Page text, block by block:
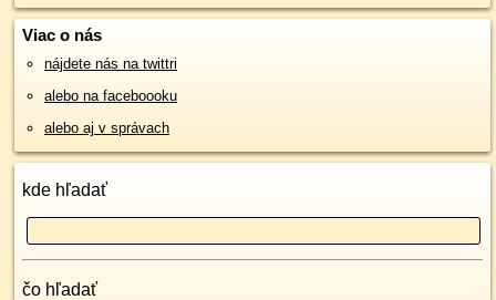
Viac o nás
nájdete nás na twittri
alebo na faceboooku
alebo aj v správach
kde hľadať
čo hľadať